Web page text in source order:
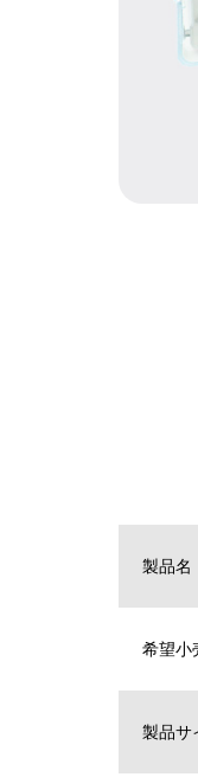
製品名
希望小
製品サ